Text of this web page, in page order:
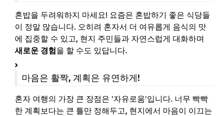
혼밥을 두려워하지 마세요! 요즘은 혼밥하기 좋은 식당들
이 정말 많습니다. 오히려 혼자서 더 여유롭게 음식의 맛
에 집중할 수 있고, 현지 주민들과 자연스럽게 대화하며
새로운 경험을 할 수도 있답니다.
마음은 활짝, 계획은 유연하게!
혼자 여행의 가장 큰 장점은 '자유로움'입니다. 너무 빡빡
한 계획보다는 큰 틀만 정해두고, 현지에서 마음이 이끄는